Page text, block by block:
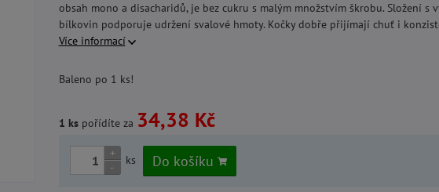
obsah mono a disacharidů, je bez cukru s malým množstvím škrobu. Složení s
bílkovin podporuje udržení svalové hmoty. Kočky dobře přijímají chuť i
Více informací
Baleno po 1 ks!
1 kspořídíte za 34,38 Kč
+
-
ks Do košíku